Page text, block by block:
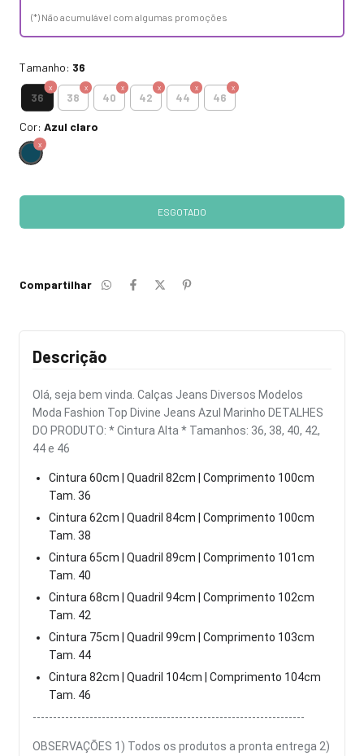
(*) Não acumulável com algumas promoções
Tamanho: 36
36 38 40 42 44 46
Cor: Azul claro
Compartilhar
Descrição
Olá, seja bem vinda. Calças Jeans Diversos Modelos
Moda Fashion Top Divine Jeans Azul Marinho DETALHES
DO PRODUTO: * Cintura Alta * Tamanhos: 36, 38, 40, 42,
44 e 46
Cintura 60cm | Quadril 82cm | Comprimento 100cm
Tam. 36
Cintura 62cm | Quadril 84cm | Comprimento 100cm
Tam. 38
Cintura 65cm | Quadril 89cm | Comprimento 101cm
Tam. 40
Cintura 68cm | Quadril 94cm | Comprimento 102cm
Tam. 42
Cintura 75cm | Quadril 99cm | Comprimento 103cm
Tam. 44
Cintura 82cm | Quadril 104cm | Comprimento 104cm
Tam. 46
-------------------------------------------------------------------
OBSERVAÇÕES 1) Todos os produtos a pronta entrega 2)